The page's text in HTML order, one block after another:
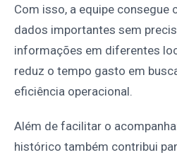
Com isso, a equipe consegue
dados importantes sem
informações em diferentes
reduz o tempo gasto em
eficiência operacional.
Além de facilitar o
histórico também contribui